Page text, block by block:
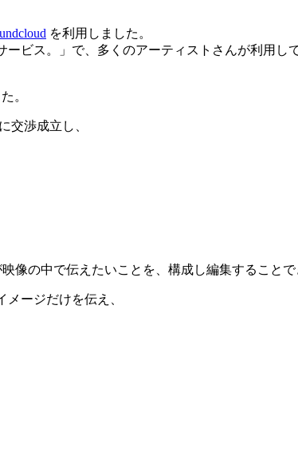
を利用しました。
ビス。」で、多くのアーティストさんが利用し
。
交渉成立し、
像の中で伝えたいことを、構成し編集することで
ージだけを伝え、